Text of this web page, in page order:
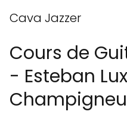
Cava Jazzer
Cours de
- Esteban